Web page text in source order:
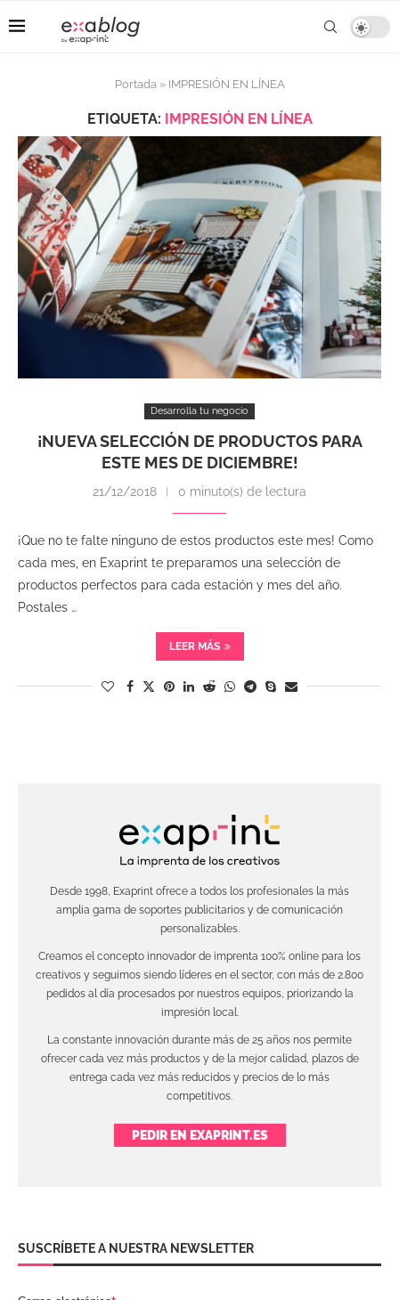
Portada» IMPRESIÓN EN LÍNEA
ETIQUETA: IMPRESIÓN EN LÍNEA
Desarrolla tu negocio
¡NUEVA SELECCIÓN DE PRODUCTOS PARA
ESTE MES DE DICIEMBRE!
21/12/2018 0 minuto(s) de lectura
¡Que no te falte ninguno de estos productos este mes! Como
cada mes, en Exaprint te preparamos una selección de
productos perfectos para cada estación y mes del año.
Postales …
LEER MÁS
Desde 1998, Exaprint ofrece a todos los profesionales la más
amplia gama de soportes publicitarios y de comunicación
personalizables.
Creamos el concepto innovador de imprenta 100% online para los
creativos y seguimos siendo líderes en el sector, con más de 2.800
pedidos al día procesados por nuestros equipos, priorizando la
impresión local.
La constante innovación durante más de 25 años nos permite
ofrecer cada vez más productos y de la mejor calidad, plazos de
entrega cada vez más reducidos y precios de lo más
competitivos.
PEDIR EN EXAPRINT.ES
SUSCRÍBETE A NUESTRA NEWSLETTER